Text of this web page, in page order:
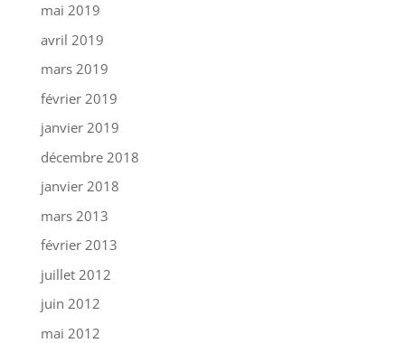
mai 2019
avril 2019
mars 2019
février 2019
janvier 2019
décembre 2018
janvier 2018
mars 2013
février 2013
juillet 2012
juin 2012
mai 2012